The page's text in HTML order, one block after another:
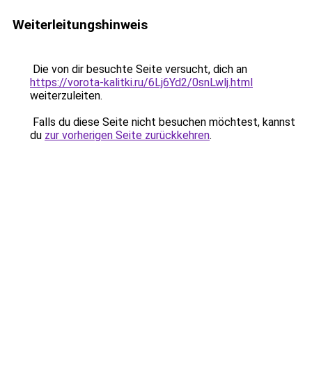
Weiterleitungshinweis
Die von dir besuchte Seite versucht, dich an
https://vorota-kalitki.ru/6Lj6Yd2/0snLwlj.html
weiterzuleiten.
Falls du diese Seite nicht besuchen möchtest, kannst
du zur vorherigen Seite zurückkehren.